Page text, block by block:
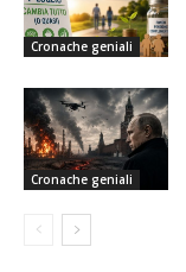
Cronache geniali
Cronache geniali